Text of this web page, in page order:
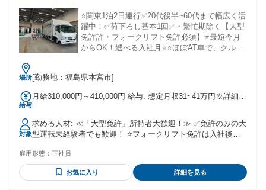
⭐️関東1泊2日運行✅20代後半~60代まで幅広く活
躍中！✅荷下ろし基本1回✅・繁忙期除く【大型
免許許・フォークリフト免許必須】⭐️最短今月
からOK！選べる入社月⭐️⭐️ほぼAT車で、クルー
場所[勤務地：福島県本宮市]
給与
月給310,000円～410,000円 給与: 想定月収31~41万円※詳細は
対象
求める人材: ≪「大型免許」所持者大歓迎！≫ ✅免許のみの大
型運転未経験者でも歓迎！ ⭐️フォークリフト免許は入社後取
ラック運転手経験者 ・長距離ドライバー経験者 ・学歴不問・
経歴不問・年齢不問！ ・20代・30代・40代・50代・60代など
幅広く活躍中！ ・フリーター活躍中！ ・ヤマト運輸・佐川急
雇用形態： 正社員
お気に入り 詳細を見る